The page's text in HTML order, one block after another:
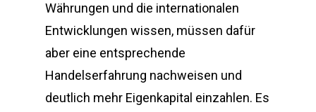
Währungen und die internationalen
Entwicklungen wissen, müssen dafür
aber eine entsprechende
Handelserfahrung nachweisen und
deutlich mehr Eigenkapital einzahlen. Es